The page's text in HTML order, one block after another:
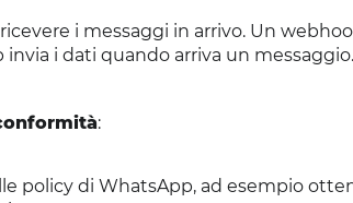
i messaggi in arrivo. Un
i dati quando arriva un messaggio.
:
policy di WhatsApp, ad esempio